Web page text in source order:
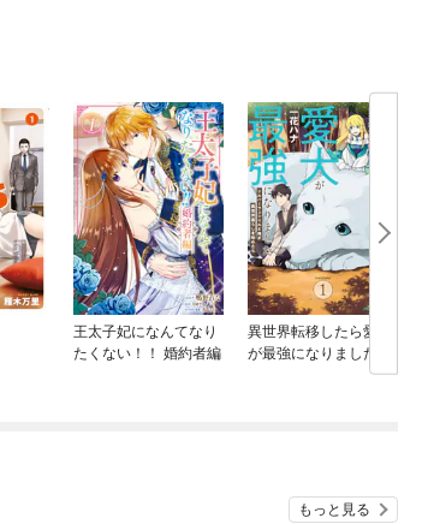
王太子妃になんてなり
たくない！！ 婚約者編
異世界転移したら愛犬
が最強になりました ～
シルバーフェンリルと
もっと見る